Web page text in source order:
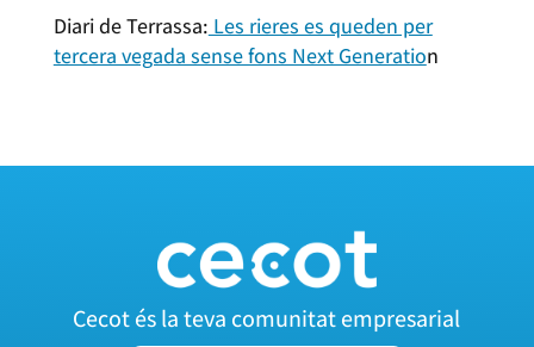
Diari de Terrassa: Les rieres es queden per
tercera vegada sense fons Next Generation
Cecot és la teva comunitat empresarial